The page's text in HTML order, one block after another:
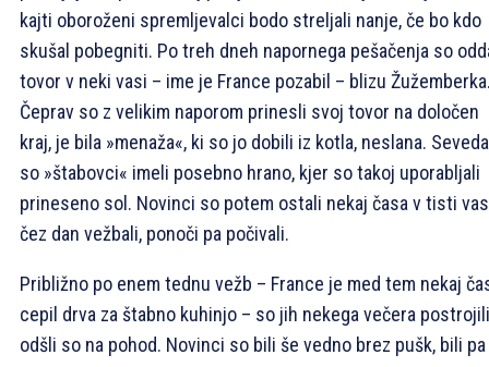
kajti oboroženi spremljevalci bodo streljali nanje, če bo kdo
skušal pobegniti. Po treh dneh napornega pešačenja so
tovor v neki vasi – ime je France pozabil – blizu
Čeprav so z velikim naporom prinesli svoj tovor na določen
kraj, je bila »menaža«, ki so jo dobili iz kotla, neslana.
so »štabovci« imeli posebno hrano, kjer so takoj uporabljali
prineseno sol. Novinci so potem ostali nekaj časa v tisti
čez dan vežbali, ponoči pa počivali.
Približno po enem tednu vežb – France je med tem nekaj
cepil drva za štabno kuhinjo – so jih nekega večera
odšli so na pohod. Novinci so bili še vedno brez pušk, bili